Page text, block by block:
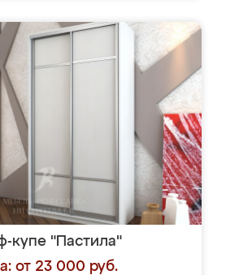
купе "Пастила"
от 23 000 руб.